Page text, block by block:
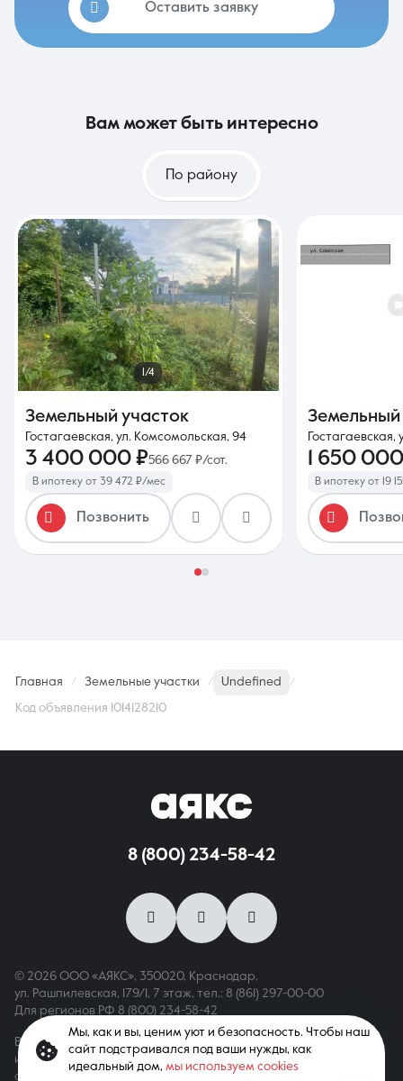
Оставить заявку
вам может быть интересно
По району
1/4
Земельный участок
Гостагаевская, ул. Комсомольская, 94
3 400 000 ₽566 667 ₽/сот.
В ипотеку от 39 472 ₽/мес
Позвонить
Земельный
Гостагаевская,
1 650
В ипотеку от 19
Главная Земельные участки Undefined
Код объявления 1014128210
8 (800) 234-58-42
© 2026 ООО «АЯКС», 350020, Краснодар,
ул. Рашпилевская, 179/1, 7 этаж, тел.: 8 (861) 297-00-00
Для регионов РФ 8 (800) 234-58-42
Вся информация, опубликованная на сайте, носит только
информационный характер и не является публичной офертой,
определяемой положениями ст. 437 ГК РФ. Все права
Мы, как и вы, ценим уют и безопасность. Чтобы наш
сайт подстраивался под ваши нужды, как
идеальный дом, мы используем cookies